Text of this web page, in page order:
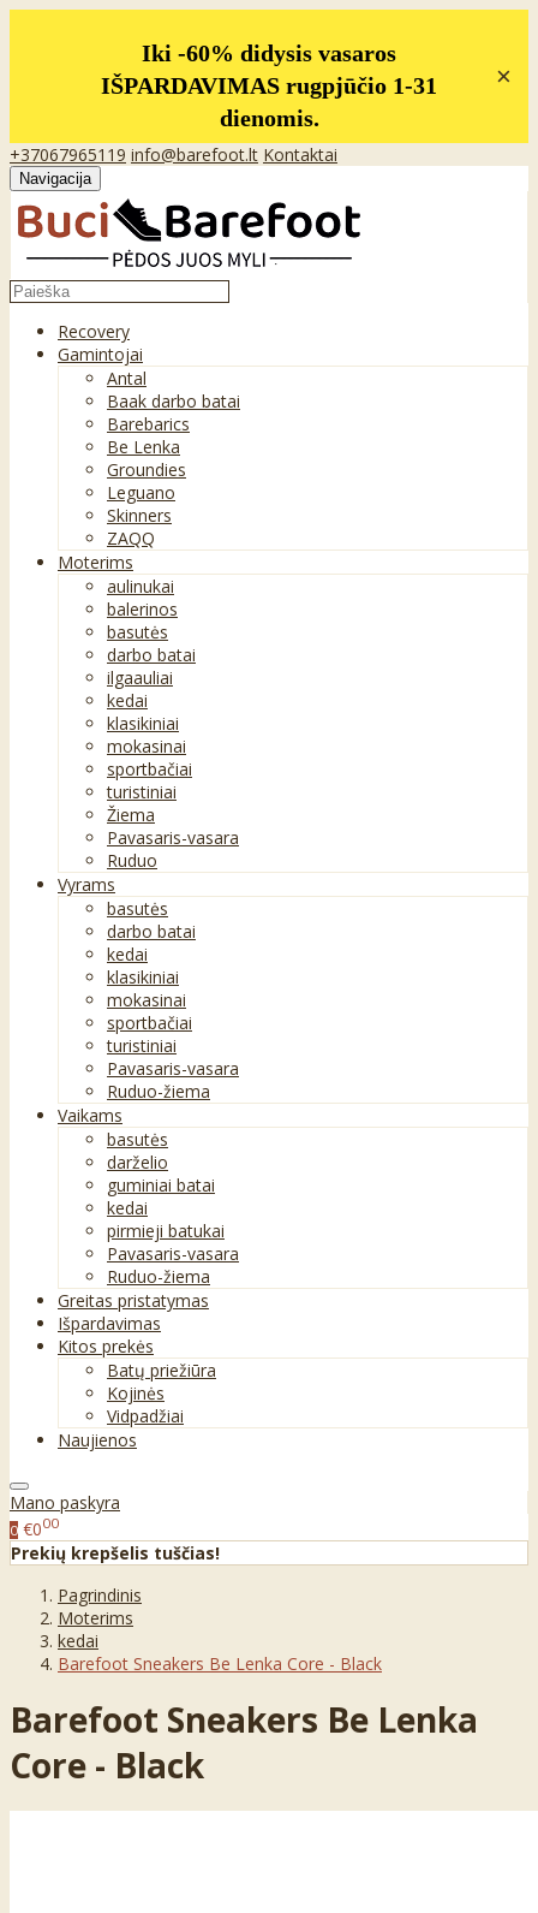
Iki -60% didysis vasaros
IŠPARDAVIMAS rugpjūčio 1-31
dienomis.
×
+37067965119 info@barefoot.lt Kontaktai
Navigacija
Recovery
Gamintojai
Antal
Baak darbo batai
Barebarics
Be Lenka
Groundies
Leguano
Skinners
ZAQQ
Moterims
aulinukai
balerinos
basutės
darbo batai
ilgaauliai
kedai
klasikiniai
mokasinai
sportbačiai
turistiniai
Žiema
Pavasaris-vasara
Ruduo
Vyrams
basutės
darbo batai
kedai
klasikiniai
mokasinai
sportbačiai
turistiniai
Pavasaris-vasara
Ruduo-žiema
Vaikams
basutės
darželio
guminiai batai
kedai
pirmieji batukai
Pavasaris-vasara
Ruduo-žiema
Greitas pristatymas
Išpardavimas
Kitos prekės
Batų priežiūra
Kojinės
Vidpadžiai
Naujienos
Mano paskyra
0 €000
Prekių krepšelis tuščias!
Pagrindinis
Moterims
kedai
Barefoot Sneakers Be Lenka Core - Black
Barefoot Sneakers Be Lenka
Core - Black